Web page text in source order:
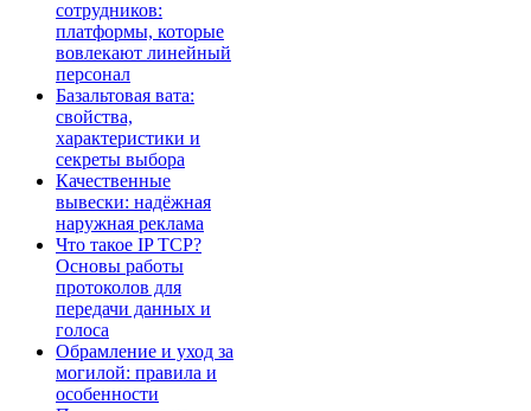
сотрудников:
платформы, которые
вовлекают линейный
персонал
Базальтовая вата:
свойства,
характеристики и
секреты выбора
Качественные
вывески: надёжная
наружная реклама
Что такое IP TCP?
Основы работы
протоколов для
передачи данных и
голоса
Обрамление и уход за
могилой: правила и
особенности